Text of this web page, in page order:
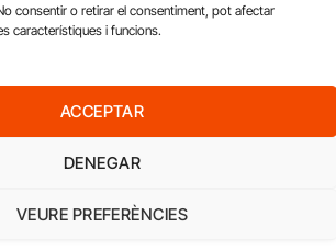
consentir o retirar el consentiment, pot afectar
característiques i funcions.
ACCEPTAR
DENEGAR
VEURE PREFERÈNCIES